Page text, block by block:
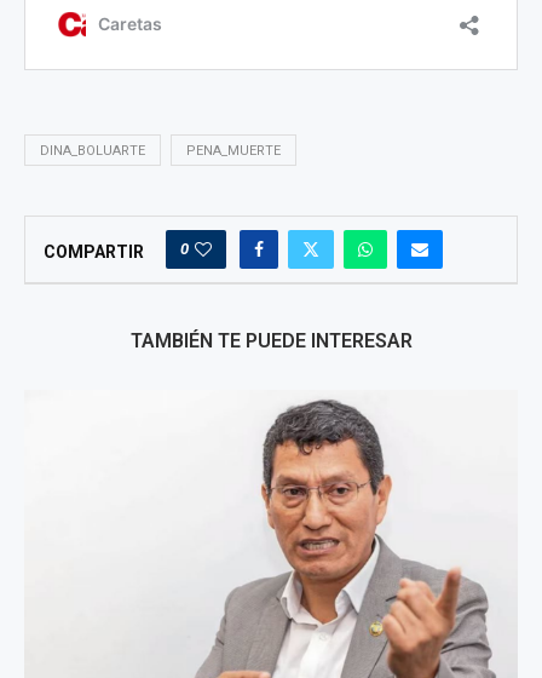
DINA_BOLUARTE PENA_MUERTE
COMPARTIR 0
TAMBIÉN TE PUEDE INTERESAR